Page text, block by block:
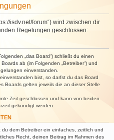
isdv.net/forum“) wird zwischen dir
Regelungen geschlossen:
„das Board“) schließt du einen
ab (im Folgenden „Betreiber“) und
einverstanden.
bist, so darfst du das Board
Boards gelten jeweils die an dieser Stelle
Zeit geschlossen und kann von beiden
gekündigt werden.
dem Betreiber ein einfaches, zeitlich und
Recht, deinen Beitrag im Rahmen des